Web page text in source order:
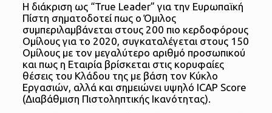
Η διάκριση ως “True Leader” για την Ευρωπαϊκή
Πίστη σηματοδοτεί πως ο Όμιλος
συμπεριλαμβάνεται στους 200 πιο κερδοφόρους
Ομίλους για το 2020, συγκαταλέγεται στους 150
Ομίλους με τον μεγαλύτερο αριθμό προσωπικού
και πως η Εταιρία βρίσκεται στις κορυφαίες
θέσεις του Κλάδου της με βάση τον Κύκλο
Εργασιών, αλλά και σημειώνει υψηλό ICAP Score
(Διαβάθμιση Πιστοληπτικής Ικανότητας).